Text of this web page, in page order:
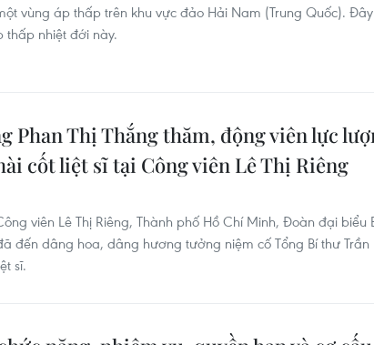
vùng áp thấp trên khu vực đảo Hải Nam (Trung Quốc).
thấp nhiệt đới này.
Phan Thị Thắng thăm, động viên lực
cốt liệt sĩ tại Công viên Lê Thị Riêng
viên Lê Thị Riêng, Thành phố Hồ Chí Minh, Đoàn đại biểu
đến dâng hoa, dâng hương tưởng niệm cố Tổng Bí thư Trần
sĩ.